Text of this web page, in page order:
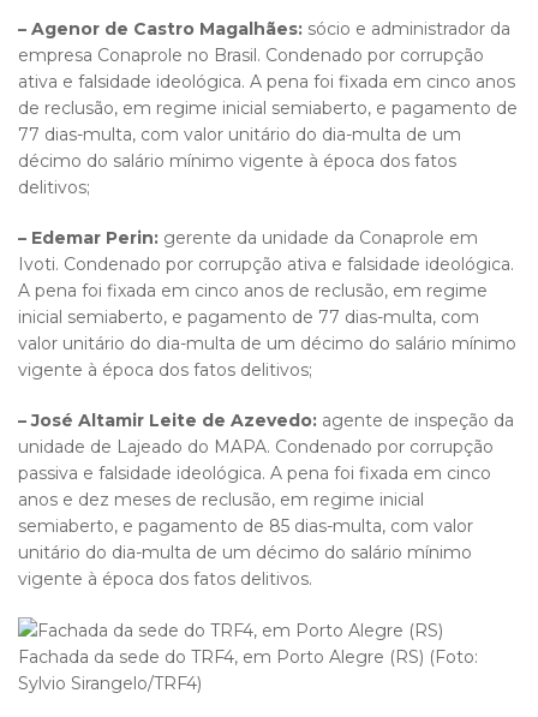
– Agenor de Castro Magalhães: sócio e administrador da
empresa Conaprole no Brasil. Condenado por corrupção
ativa e falsidade ideológica. A pena foi fixada em cinco anos
de reclusão, em regime inicial semiaberto, e pagamento de
77 dias-multa, com valor unitário do dia-multa de um
décimo do salário mínimo vigente à época dos fatos
delitivos;
– Edemar Perin: gerente da unidade da Conaprole em
Ivoti. Condenado por corrupção ativa e falsidade ideológica.
A pena foi fixada em cinco anos de reclusão, em regime
inicial semiaberto, e pagamento de 77 dias-multa, com
valor unitário do dia-multa de um décimo do salário mínimo
vigente à época dos fatos delitivos;
– José Altamir Leite de Azevedo: agente de inspeção da
unidade de Lajeado do MAPA. Condenado por corrupção
passiva e falsidade ideológica. A pena foi fixada em cinco
anos e dez meses de reclusão, em regime inicial
semiaberto, e pagamento de 85 dias-multa, com valor
unitário do dia-multa de um décimo do salário mínimo
vigente à época dos fatos delitivos.
Fachada da sede do TRF4, em Porto Alegre (RS) (Foto:
Sylvio Sirangelo/TRF4)